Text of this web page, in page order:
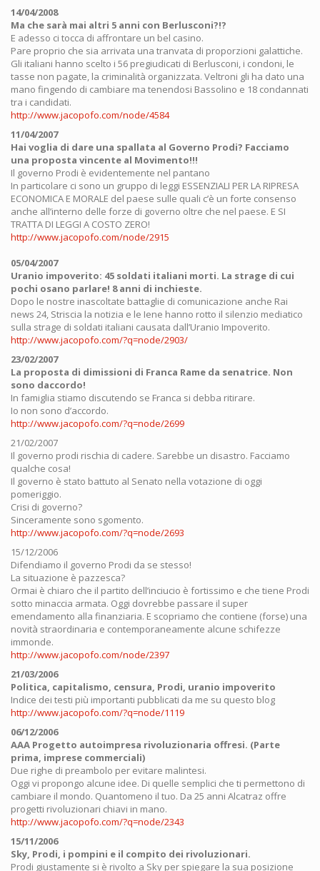
14/04/2008
Ma che sarà mai altri 5 anni con Berlusconi?!?
E adesso ci tocca di affrontare un bel casino.
Pare proprio che sia arrivata una tranvata di proporzioni galattiche.
Gli italiani hanno scelto i 56 pregiudicati di Berlusconi, i condoni, le
tasse non pagate, la criminalità organizzata. Veltroni gli ha dato una
mano fingendo di cambiare ma tenendosi Bassolino e 18 condannati
tra i candidati.
http://www.jacopofo.com/node/4584
11/04/2007
Hai voglia di dare una spallata al Governo Prodi? Facciamo
una proposta vincente al Movimento!!!
Il governo Prodi è evidentemente nel pantano
In particolare ci sono un gruppo di leggi ESSENZIALI PER LA RIPRESA
ECONOMICA E MORALE del paese sulle quali c’è un forte consenso
anche all’interno delle forze di governo oltre che nel paese. E SI
TRATTA DI LEGGI A COSTO ZERO!
http://www.jacopofo.com/node/2915
05/04/2007
Uranio impoverito: 45 soldati italiani morti. La strage di cui
pochi osano parlare! 8 anni di inchieste.
Dopo le nostre inascoltate battaglie di comunicazione anche Rai
news 24, Striscia la notizia e le Iene hanno rotto il silenzio mediatico
sulla strage di soldati italiani causata dall’Uranio Impoverito.
http://www.jacopofo.com/?q=node/2903/
23/02/2007
La proposta di dimissioni di Franca Rame da senatrice. Non
sono daccordo!
In famiglia stiamo discutendo se Franca si debba ritirare.
Io non sono d’accordo.
http://www.jacopofo.com/?q=node/2699
21/02/2007
Il governo prodi rischia di cadere. Sarebbe un disastro. Facciamo
qualche cosa!
Il governo è stato battuto al Senato nella votazione di oggi
pomeriggio.
Crisi di governo?
Sinceramente sono sgomento.
http://www.jacopofo.com/?q=node/2693
15/12/2006
Difendiamo il governo Prodi da se stesso!
La situazione è pazzesca?
Ormai è chiaro che il partito dell’inciucio è fortissimo e che tiene Prodi
sotto minaccia armata. Oggi dovrebbe passare il super
emendamento alla finanziaria. E scopriamo che contiene (forse) una
novità straordinaria e contemporaneamente alcune schifezze
immonde.
http://www.jacopofo.com/node/2397
21/03/2006
Politica, capitalismo, censura, Prodi, uranio impoverito
Indice dei testi più importanti pubblicati da me su questo blog
http://www.jacopofo.com/?q=node/1119
06/12/2006
AAA Progetto autoimpresa rivoluzionaria offresi. (Parte
prima, imprese commerciali)
Due righe di preambolo per evitare malintesi.
Oggi vi propongo alcune idee. Di quelle semplici che ti permettono di
cambiare il mondo. Quantomeno il tuo. Da 25 anni Alcatraz offre
progetti rivoluzionari chiavi in mano.
http://www.jacopofo.com/?q=node/2343
15/11/2006
Sky, Prodi, i pompini e il compito dei rivoluzionari.
Prodi giustamente si è rivolto a Sky per spiegare la sua posizione